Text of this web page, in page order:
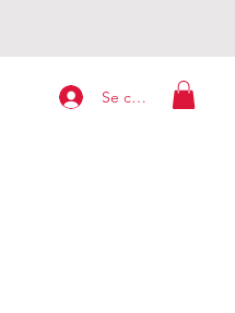
Se connecter